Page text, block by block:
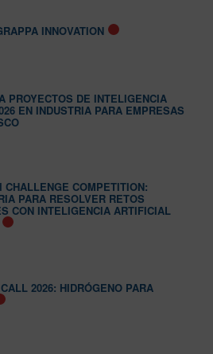
INNOVATION
PROYECTOS DE INTELIGENCIA
EN INDUSTRIA PARA EMPRESAS
CHALLENGE COMPETITION:
PARA RESOLVER RETOS
CON INTELIGENCIA ARTIFICIAL
2026: HIDRÓGENO PARA